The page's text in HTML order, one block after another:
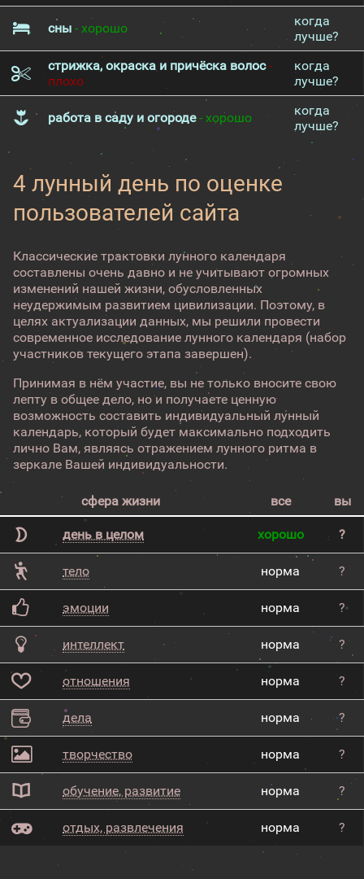
сны - хорошо
когда
лучше?
стрижка, окраска и причёска волос-
плохо
когда
лучше?
работа в саду и огороде- хорошо
когда
лучше?
4 лунный день по оценке
пользователей сайта
Классические трактовки лунного календаря
составлены очень давно и не учитывают огромных
изменений нашей жизни, обусловленных
неудержимым развитием цивилизации. Поэтому, в
целях актуализации данных, мы решили провести
современное исследование лунного календаря (набор
участников текущего этапа завершен).
Принимая в нём участие, вы не только вносите свою
лепту в общее дело, но и получаете ценную
возможность составить индивидуальный лунный
календарь, который будет максимально подходить
лично Вам, являясь отражением лунного ритма в
зеркале Вашей индивидуальности.
сфера жизни все вы
день в целом хорошо ?
тело норма ?
эмоции норма ?
интеллект норма ?
отношения норма ?
дела норма ?
творчество норма ?
обучение, развитие норма ?
отдых, развлечения норма ?